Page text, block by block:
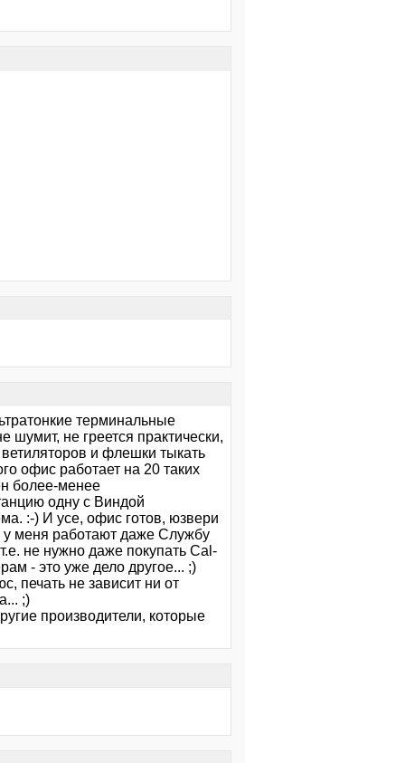
терминальные
не греется практически,
и флешки тыкать
офис работает на 20 таких
более-менее
одну с Виндой
:-) И усе, офис готов, юзвери
у меня работают даже Службу
не нужно даже покупать Cal-
- это уже дело другое... ;)
печать не зависит ни от
;)
производители, которые